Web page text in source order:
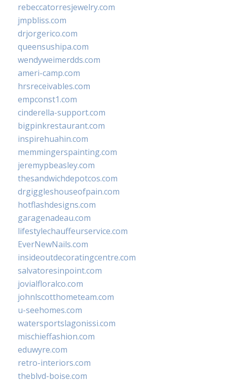
rebeccatorresjewelry.com
jmpbliss.com
drjorgerico.com
queensushipa.com
wendyweimerdds.com
ameri-camp.com
hrsreceivables.com
empconst1.com
cinderella-support.com
bigpinkrestaurant.com
inspirehuahin.com
memmingerspainting.com
jeremypbeasley.com
thesandwichdepotcos.com
drgiggleshouseofpain.com
hotflashdesigns.com
garagenadeau.com
lifestylechauffeurservice.com
EverNewNails.com
insideoutdecoratingcentre.com
salvatoresinpoint.com
jovialfloralco.com
johnlscotthometeam.com
u-seehomes.com
watersportslagonissi.com
mischieffashion.com
eduwyre.com
retro-interiors.com
theblvd-boise.com